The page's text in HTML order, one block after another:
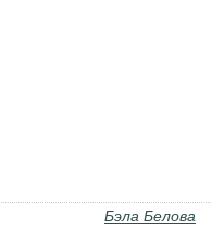
Бэла Белова